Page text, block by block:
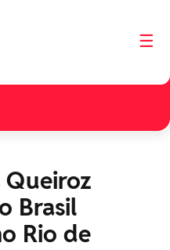
☰
Queiroz
Brasil
Rio de